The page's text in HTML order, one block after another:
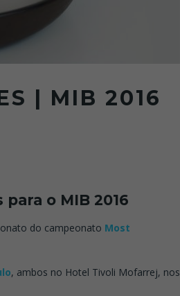
| MIB 2016
o MIB 2016
do campeonato Most
, ambos no Hotel Tivoli Mofarrej, nos